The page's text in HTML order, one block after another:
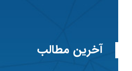
آخرین مطالب